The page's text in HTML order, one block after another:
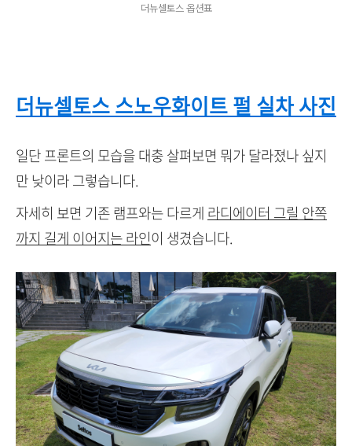
더뉴셀토스 옵션표
더뉴셀토스 스노우화이트 펄 실차 사진
일단 프론트의 모습을 대충 살펴보면 뭐가 달라졌나 싶지
만 낮이라 그렇습니다.
자세히 보면 기존 램프와는 다르게 라디에이터 그릴 안쪽
까지 길게 이어지는 라인이 생겼습니다.